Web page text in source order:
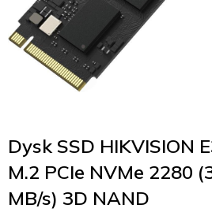
Dysk SSD HIKVISION
M.2 PCIe NVMe 2280
MB/s) 3D NAND